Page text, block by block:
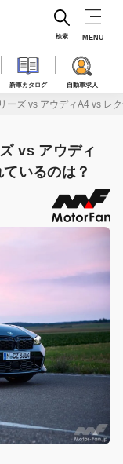
新車カタログ 自動車求人
検索 MENU
ーズ vs アウディA4 vs レ
vs アウディ
いるのは？